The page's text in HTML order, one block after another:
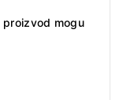
proizvod mogu